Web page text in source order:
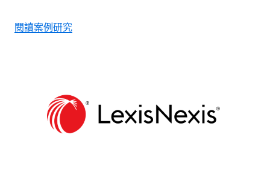
閱讀案例研究